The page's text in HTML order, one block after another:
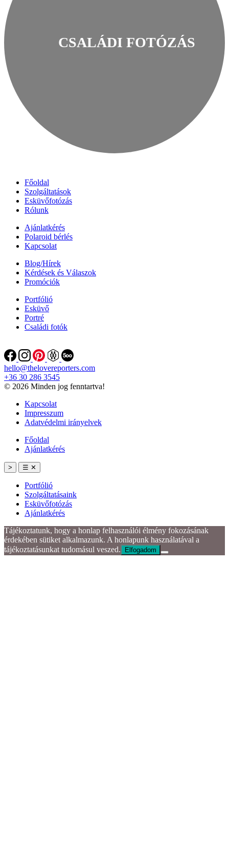
CSALÁDI FOTÓZÁS
Főoldal
Szolgáltatások
Esküvőfotózás
Rólunk
Ajánlatkérés
Polaroid bérlés
Kapcsolat
Blog/Hírek
Kérdések és Válaszok
Promóciók
Portfólió
Esküvő
Portré
Családi fotók
hello@thelovereporters.com
+36 30 286 3545
© 2026 Minden jog fenntartva!
Kapcsolat
Impresszum
Adatvédelmi irányelvek
Főoldal
Ajánlatkérés
> ☰ ✕
Portfólió
Szolgáltatásaink
Esküvőfotózás
Ajánlatkérés
Tájékoztatunk, hogy a honlap felhasználói élmény fokozásának
érdekében sütiket alkalmazunk. A honlapunk használatával a
tájékoztatásunkat tudomásul veszed.
Elfogadom